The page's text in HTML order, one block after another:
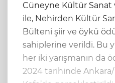
Cüneyne Kültür Sanat
ile, Nehirden Kültür
Bülteni şiir ve öykü
sahiplerine verildi. Bu
her iki yarışmanın da
2024 tarihinde Ankara/